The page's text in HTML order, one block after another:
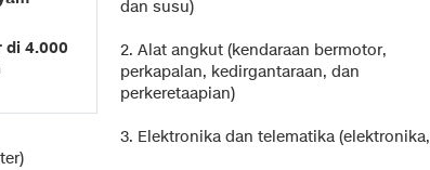
di 4.000
dan susu)
2. Alat angkut (kendaraan bermotor,
perkapalan, kedirgantaraan, dan
perkeretaapian)
3. Elektronika dan telematika (elektronika,